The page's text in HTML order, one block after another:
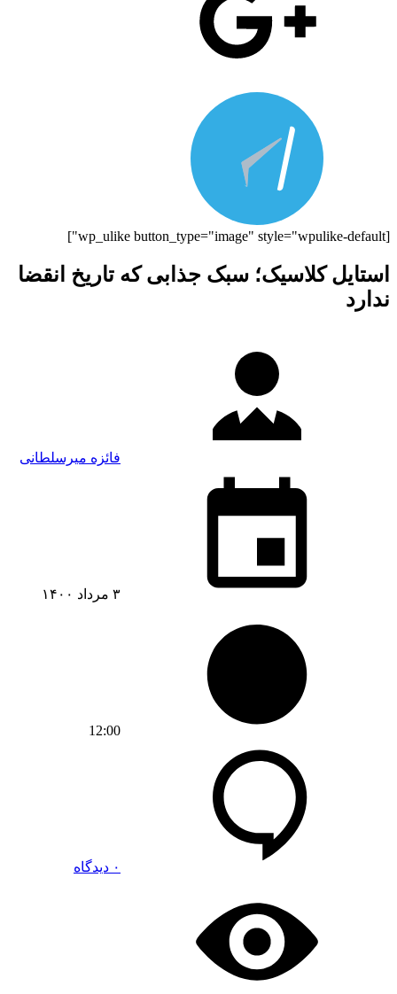
[wp_ulike button_type="image" style="wpulike-default"]
استایل کلاسیک؛ سبک جذابی که تاریخ انقضا
ندارد
فائزه میرسلطانی
۳ مرداد ۱۴۰۰
12:00
۰ دیدگاه